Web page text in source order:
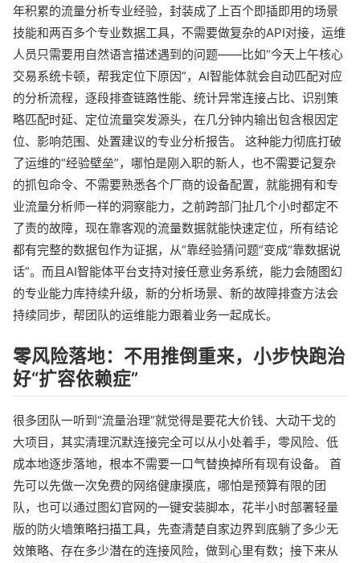
年积累的流量分析专业经验，封装成了上百个即插即用的场景
技能和两百多个专业数据工具，不需要做复杂的API对接，运维
人员只需要用自然语言描述遇到的问题——比如“今天上午核心
交易系统卡顿，帮我定位下原因”，AI智能体就会自动匹配对应
的分析流程，逐段排查链路性能、统计异常连接占比、识别策
略匹配时延、定位流量突发源头，在几分钟内输出包含根因定
位、影响范围、处置建议的专业分析报告。 这种能力彻底打破
了运维的“经验壁垒”，哪怕是刚入职的新人，也不需要记复杂
的抓包命令、不需要熟悉各个厂商的设备配置，就能拥有和专
业流量分析师一样的洞察能力，之前跨部门扯几个小时都定不
了责的故障，现在靠客观的流量数据就能快速定位，所有结论
都有完整的数据包作为证据，从“靠经验猜问题”变成“靠数据说
话”。而且AI智能体平台支持对接任意业务系统，能力会随图幻
的专业能力库持续升级，新的分析场景、新的故障排查方法会
持续同步，帮团队的运维能力跟着业务一起成长。
零风险落地：不用推倒重来，小步快跑治
好“扩容依赖症”
很多团队一听到“流量治理”就觉得是要花大价钱、大动干戈的
大项目，其实清理沉默连接完全可以从小处着手，零风险、低
成本地逐步落地，根本不需要一口气替换掉所有现有设备。 首
先可以先做一次免费的网络健康摸底，哪怕是预算有限的团
队，也可以通过图幻官网的一键安装脚本，花半小时部署轻量
版的防火墙策略扫描工具，先查清楚自家边界到底躺了多少无
效策略、存在多少潜在的连接风险，做到心里有数；接下来从